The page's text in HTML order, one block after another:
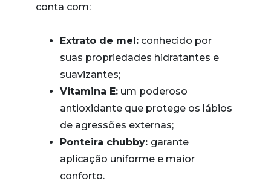
conta com:
Extrato de mel: conhecido por
suas propriedades hidratantes e
suavizantes;
Vitamina E: um poderoso
antioxidante que protege os lábios
de agressões externas;
Ponteira chubby: garante
aplicação uniforme e maior
conforto.